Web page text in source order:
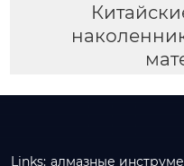
Links: алмазные